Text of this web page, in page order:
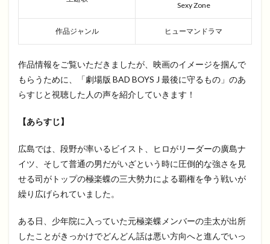
Sexy Zone
作品ジャンル ヒューマンドラマ
作品情報をご覧いただきましたが、映画のイメージを掴んで
もらうために、「劇場版 BAD BOYS J 最後に守るもの」のあ
らすじと視聴した人の声を紹介していきます！
【あらすじ】
広島では、段野が率いるビイスト、ヒロがリーダーの廣島ナ
イツ、そして普通の男だがいざという時に圧倒的な強さを見
せる司がトップの極楽蝶の三大勢力による覇権を争う戦いが
繰り広げられていました。
ある日、少年院に入っていた元極楽蝶メンバーの圭太が出所
したことがきっかけでどんどん話は悪い方向へと進んでいっ